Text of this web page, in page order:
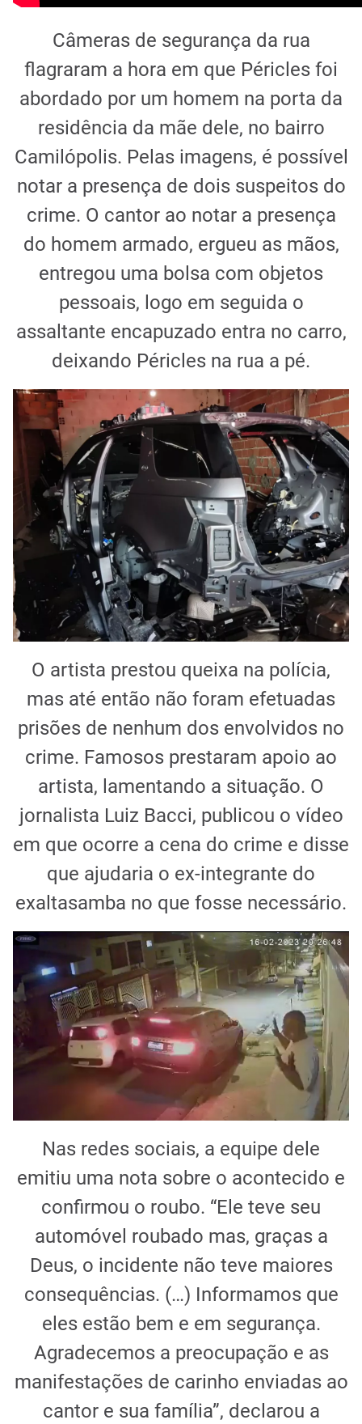
Câmeras de segurança da rua
flagraram a hora em que Péricles foi
abordado por um homem na porta da
residência da mãe dele, no bairro
Camilópolis. Pelas imagens, é possível
notar a presença de dois suspeitos do
crime. O cantor ao notar a presença
do homem armado, ergueu as mãos,
entregou uma bolsa com objetos
pessoais, logo em seguida o
assaltante encapuzado entra no carro,
deixando Péricles na rua a pé.
O artista prestou queixa na polícia,
mas até então não foram efetuadas
prisões de nenhum dos envolvidos no
crime. Famosos prestaram apoio ao
artista, lamentando a situação. O
jornalista Luiz Bacci, publicou o vídeo
em que ocorre a cena do crime e disse
que ajudaria o ex-integrante do
exaltasamba no que fosse necessário.
Nas redes sociais, a equipe dele
emitiu uma nota sobre o acontecido e
confirmou o roubo. “Ele teve seu
automóvel roubado mas, graças a
Deus, o incidente não teve maiores
consequências. (…) Informamos que
eles estão bem e em segurança.
Agradecemos a preocupação e as
manifestações de carinho enviadas ao
cantor e sua família”, declarou a